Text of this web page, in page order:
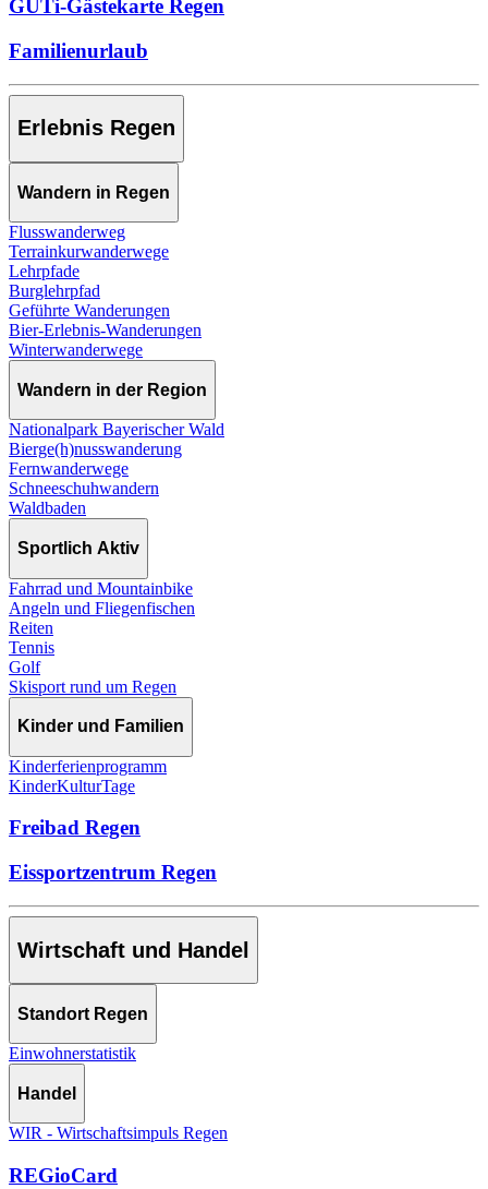
GUTi-Gästekarte Regen
Familienurlaub
Erlebnis Regen
Wandern in Regen
Flusswanderweg
Terrainkurwanderwege
Lehrpfade
Burglehrpfad
Geführte Wanderungen
Bier-Erlebnis-Wanderungen
Winterwanderwege
Wandern in der Region
Nationalpark Bayerischer Wald
Bierge(h)nusswanderung
Fernwanderwege
Schneeschuhwandern
Waldbaden
Sportlich Aktiv
Fahrrad und Mountainbike
Angeln und Fliegenfischen
Reiten
Tennis
Golf
Skisport rund um Regen
Kinder und Familien
Kinderferienprogramm
KinderKulturTage
Freibad Regen
Eissportzentrum Regen
Wirtschaft und Handel
Standort Regen
Einwohnerstatistik
Handel
WIR - Wirtschaftsimpuls Regen
REGioCard